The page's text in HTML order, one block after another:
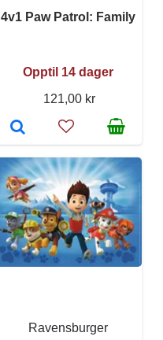
4v1 Paw Patrol: Family
Opptil 14 dager
121,00 kr
Ravensburger